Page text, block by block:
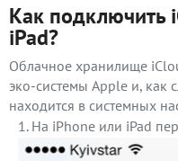
Как подключить
iPad?
Облачное хранилище
эко-системы Apple и, как
находится в системных
На iPhone или iPad